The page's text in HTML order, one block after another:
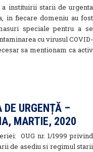
a instituirii starii de urgenta
in fiecare domeniu au fost
speciale pentru a se
cu virusul COVID-
sa mentionam ca activ
DE URGENȚĂ –
MARTIE, 2020
OUG nr. 1/1999 privind
de asediu si regimul starii